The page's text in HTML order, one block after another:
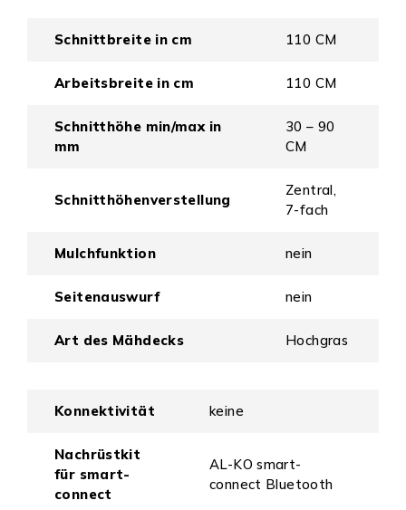
Schnittbreite in cm 110 CM
Arbeitsbreite in cm 110 CM
Schnitthöhe min/max in
mm
30 – 90
CM
Schnitthöhenverstellung
Zentral,
7-fach
Mulchfunktion nein
Seitenauswurf nein
Art des Mähdecks Hochgras
Konnektivität keine
Nachrüstkit
für smart-
connect
AL-KO smart-
connect Bluetooth